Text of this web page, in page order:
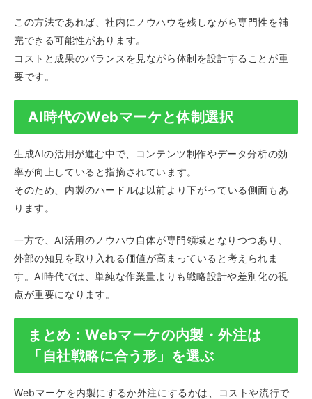
この方法であれば、社内にノウハウを残しながら専門性を補
完できる可能性があります。
コストと成果のバランスを見ながら体制を設計することが重
要です。
AI時代のWebマーケと体制選択
生成AIの活用が進む中で、コンテンツ制作やデータ分析の効
率が向上していると指摘されています。
そのため、内製のハードルは以前より下がっている側面もあ
ります。
一方で、AI活用のノウハウ自体が専門領域となりつつあり、
外部の知見を取り入れる価値が高まっていると考えられま
す。AI時代では、単純な作業量よりも戦略設計や差別化の視
点が重要になります。
まとめ：Webマーケの内製・外注は
「自社戦略に合う形」を選ぶ
Webマーケを内製にするか外注にするかは、コストや流行で